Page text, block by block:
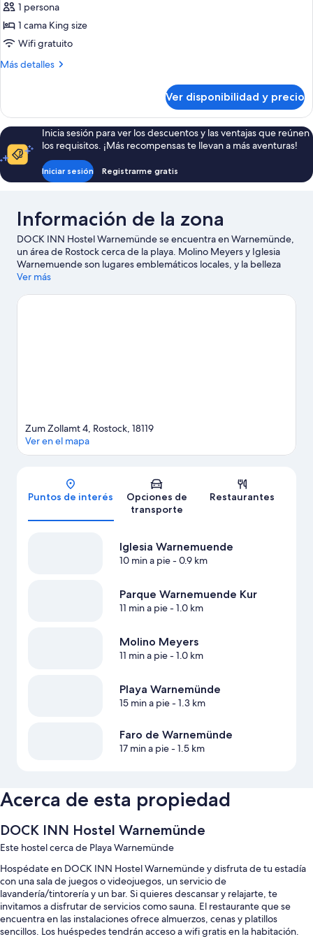
fotos
de
Habitación
doble
individual
1 persona
1 cama King size
Wifi gratuito
Más detalles
Más
doble
de
uso
individual
Ver disponibilidad y precio
Inicia sesión para ver los descuentos y las ventajas que reúnen
los requisitos. ¡Más recompensas te llevan a más aventuras!
Iniciar sesión Registrarme gratis
Información de la zona
DOCK INN Hostel Warnemünde se encuentra en Warnemünde,
un área de Rostock cerca de la playa. Molino Meyers y Iglesia
Warnemuende son lugares emblemáticos locales, y la belleza
natural del área puede apreciarse en Playa Warnemünde y Gran
marítimo de la construcción naval y Zoológico de Rostock.
Ver más
Mapa
Zum Zollamt 4, Rostock, 18119
Ver en el mapa
Puntos de interés
Opciones de
transporte
Restaurantes
Iglesia Warnemuende
10 min a pie- 0.9 km
Parque Warnemuende Kur
11 min a pie- 1.0 km
Molino Meyers
11 min a pie- 1.0 km
Playa Warnemünde
15 min a pie- 1.3 km
Faro de Warnemünde
17 min a pie- 1.5 km
Acerca de esta propiedad
DOCK INN Hostel Warnemünde
Este hostel cerca de Playa Warnemünde
Hospédate en DOCK INN Hostel Warnemünde y disfruta de tu estadía
con una sala de juegos o videojuegos, un servicio de
lavandería/tintorería y un bar. Si quieres descansar y relajarte, te
invitamos a disfrutar de servicios como sauna. El restaurante que se
encuentra en las instalaciones ofrece almuerzos, cenas y platillos
sencillos. Los huéspedes tendrán acceso a wifi gratis en la habitación.